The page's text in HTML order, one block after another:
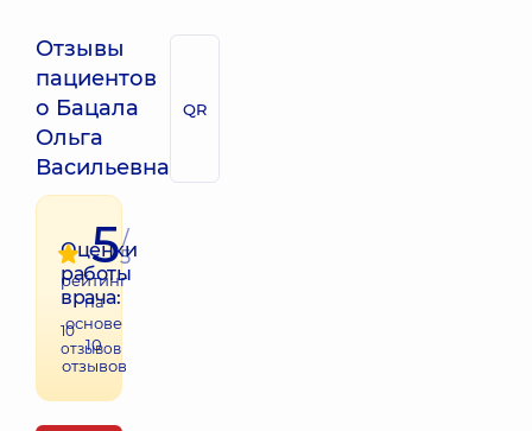
Отзывы
пациентов
о Бацала
Ольга
Васильевна
QR
Оценки
работы
врача:
10
отзывов
5/
5
рейтинг
на
основе
10
отзывов